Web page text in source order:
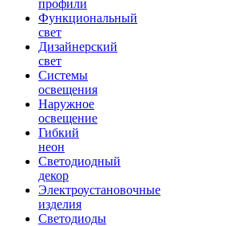
профили
Функциональный
свет
Дизайнерский
свет
Системы
освещения
Наружное
освещение
Гибкий
неон
Светодиодный
декор
Электроустановочные
изделия
Светодиоды